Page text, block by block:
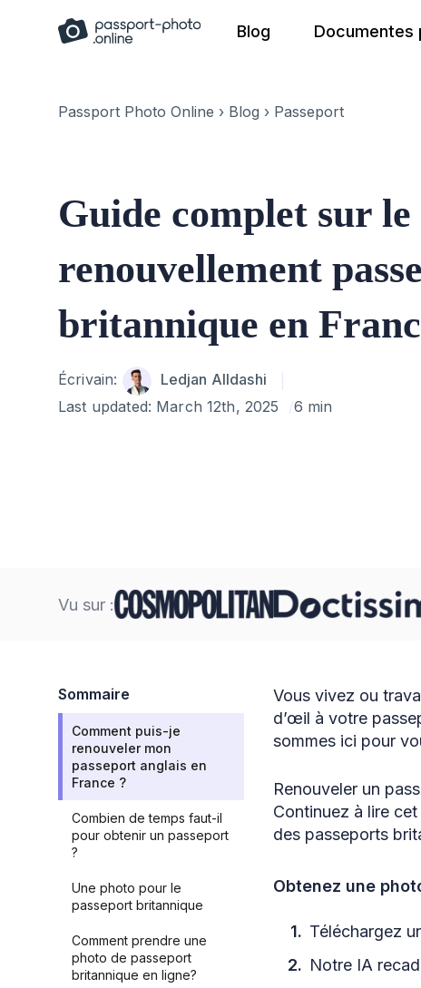
Blog Documentes
Passport Photo Online › Blog › Passeport
Guide complet sur le
renouvellement
britannique en
Author
Écrivain:
Ledjan Alldashi
Last updated: March 12th, 2025 6 min
Vu sur :
Sommaire
Comment puis-je
renouveler mon
passeport anglais en
France ?
Combien de temps faut-il
pour obtenir un passeport
?
Une photo pour le
passeport britannique
Comment prendre une
photo de passeport
britannique en ligne?
Vous vivez ou
d’œil à votre
sommes ici pour
Renouveler un
Continuez à lire
des passeports
Obtenez une
Téléchargez
Notre IA